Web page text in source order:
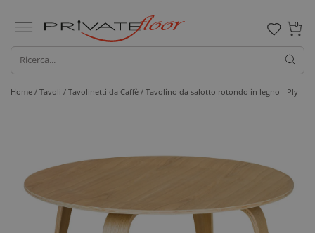
0
Home / Tavoli / Tavolinetti da Caffè / Tavolino da salotto rotondo in legno - Ply